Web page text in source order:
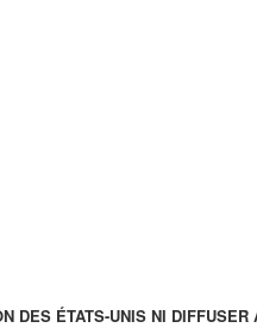
DES ÉTATS-UNIS NI DIFFUSER